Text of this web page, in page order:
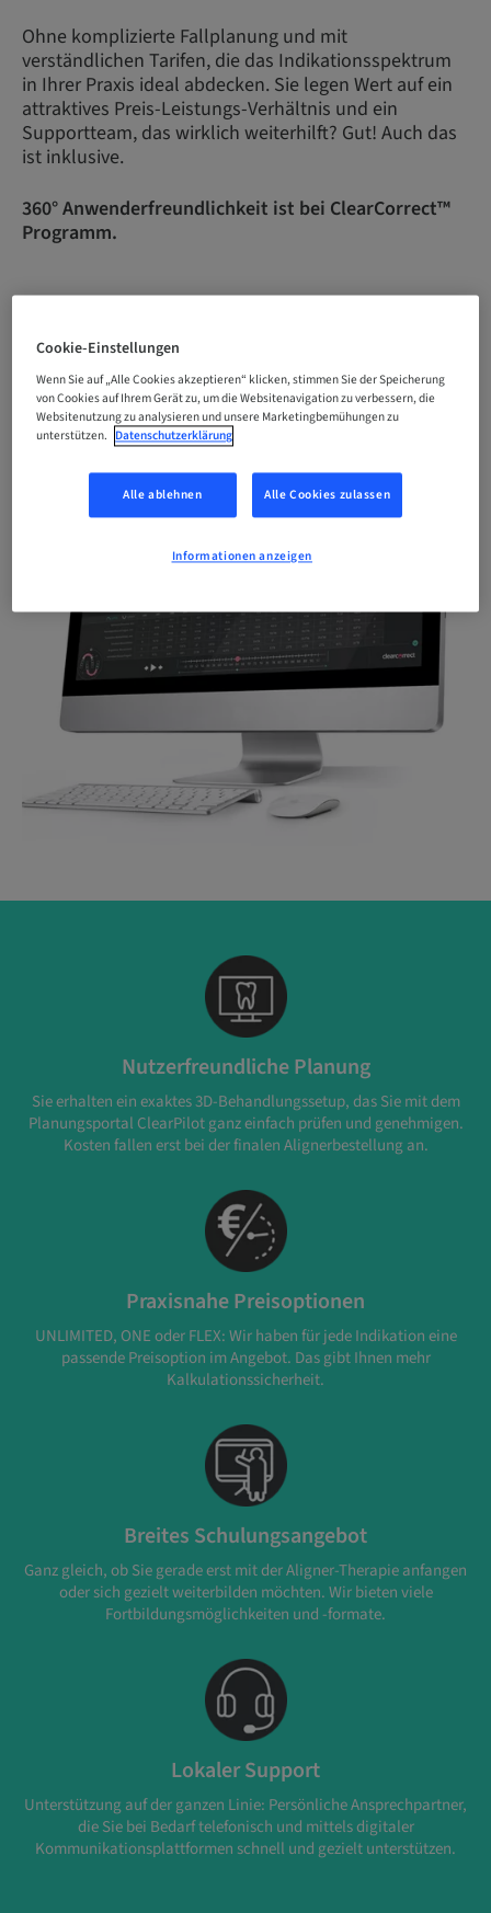
Ohne komplizierte Fallplanung und mit
verständlichen Tarifen, die das Indikationsspektrum
in Ihrer Praxis ideal abdecken. Sie legen Wert auf ein
attraktives Preis-Leistungs-Verhältnis und ein
Supportteam, das wirklich weiterhilft? Gut! Auch das
ist inklusive.
360° Anwenderfreundlichkeit ist bei ClearCorrect™
Programm.
Nutzerfreundliche Planung
Sie erhalten ein exaktes 3D-Behandlungssetup, das Sie mit dem
Planungsportal ClearPilot ganz einfach prüfen und genehmigen.
Kosten fallen erst bei der finalen Alignerbestellung an.
Praxisnahe Preisoptionen
UNLIMITED, ONE oder FLEX: Wir haben für jede Indikation eine
passende Preisoption im Angebot. Das gibt Ihnen mehr
Kalkulationssicherheit.
Breites Schulungsangebot
Ganz gleich, ob Sie gerade erst mit der Aligner-Therapie anfangen
oder sich gezielt weiterbilden möchten. Wir bieten viele
Fortbildungsmöglichkeiten und -formate.
Lokaler Support
Unterstützung auf der ganzen Linie: Persönliche Ansprechpartner,
die Sie bei Bedarf telefonisch und mittels digitaler
Kommunikationsplattformen schnell und gezielt unterstützen.
Cookie-Einstellungen
Wenn Sie auf „Alle Cookies akzeptieren“ klicken, stimmen Sie der Speicherung
von Cookies auf Ihrem Gerät zu, um die Websitenavigation zu verbessern, die
Websitenutzung zu analysieren und unsere Marketingbemühungen zu
unterstützen. Datenschutzerklärung
Alle ablehnen Alle Cookies zulassen
Informationen anzeigen